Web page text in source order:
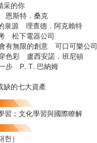
采的你
斯特．桑克
泉源 理查德．阿克賴特
松下電器公司
有無限的創意 可口可樂公司
色彩 盧西安諾．班尼頓
步 P. T. 巴納姆
的七大資產
習；文化學習與國際瞭解
）